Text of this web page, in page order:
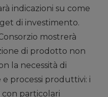
indicazioni su come
di investimento.
mostrerà
di prodotto non
la necessità di
processi produttivi: i
particolari